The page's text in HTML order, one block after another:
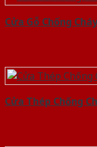
Cửa Gỗ Chống
Cửa Thép Chống